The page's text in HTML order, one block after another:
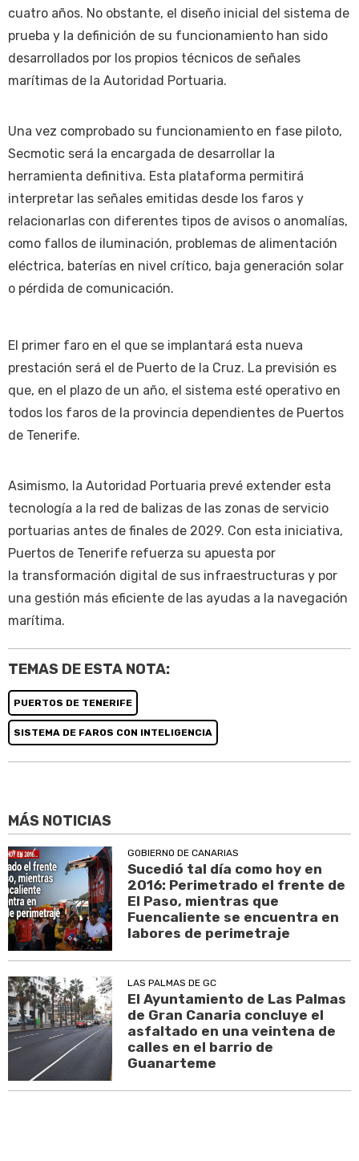
cuatro años. No obstante, el diseño inicial del sistema de
prueba y la definición de su funcionamiento han sido
desarrollados por los propios técnicos de señales
marítimas de la Autoridad Portuaria.
Una vez comprobado su funcionamiento en fase piloto,
Secmotic será la encargada de desarrollar la
herramienta definitiva. Esta plataforma permitirá
interpretar las señales emitidas desde los faros y
relacionarlas con diferentes tipos de avisos o anomalías,
como fallos de iluminación, problemas de alimentación
eléctrica, baterías en nivel crítico, baja generación solar
o pérdida de comunicación.
El primer faro en el que se implantará esta nueva
prestación será el de Puerto de la Cruz. La previsión es
que, en el plazo de un año, el sistema esté operativo en
todos los faros de la provincia dependientes de Puertos
de Tenerife.
Asimismo, la Autoridad Portuaria prevé extender esta
tecnología a la red de balizas de las zonas de servicio
portuarias antes de finales de 2029. Con esta iniciativa,
Puertos de Tenerife refuerza su apuesta por
la transformación digital de sus infraestructuras y por
una gestión más eficiente de las ayudas a la navegación
marítima.
TEMAS DE ESTA NOTA:
PUERTOS DE TENERIFE
SISTEMA DE FAROS CON INTELIGENCIA
MÁS NOTICIAS
GOBIERNO DE CANARIAS
Sucedió tal día como hoy en
2016: Perimetrado el frente de
El Paso, mientras que
Fuencaliente se encuentra en
labores de perimetraje
LAS PALMAS DE GC
El Ayuntamiento de Las Palmas
de Gran Canaria concluye el
asfaltado en una veintena de
calles en el barrio de
Guanarteme